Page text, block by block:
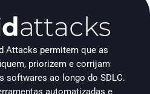
Attacks permitem que as
priorizem e corrijam
softwares ao longo do SDLC.
automatizadas e